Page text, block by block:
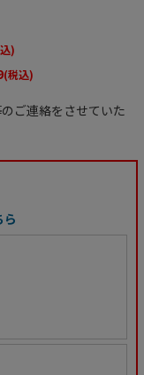
)
(税込)
ご連絡をさせていた